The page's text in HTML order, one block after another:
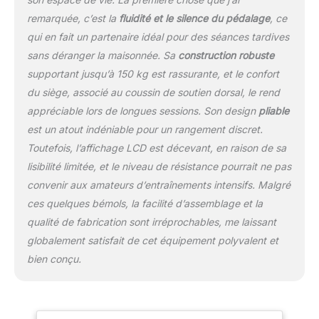
innovante en forme de X
rend ce vélo d'exercice
robuste et sûr lors de
l'utilisation, et ne prend
que 50,8 x 50,8 cm
d'espace au sol lorsqu'il
est plié. Les roues de
facilitent le déplacement
et le rangement. Suivi
confortable et en temps
réel : avec dossier
multi-grip rembourrée
offrant un excellent
confort, et le moniteur
portable intégré vous
remarquée, c’est la fluidité et le silence du pédalage, ce
qui en fait un partenaire idéal pour des séances tardives
sans déranger la maisonnée. Sa construction robuste
supportant jusqu’à 150 kg est rassurante, et le confort
du siège, associé au coussin de soutien dorsal, le rend
appréciable lors de longues sessions. Son design pliable
est un atout indéniable pour un rangement discret.
Toutefois, l’affichage LCD est décevant, en raison de sa
lisibilité limitée, et le niveau de résistance pourrait ne pas
convenir aux amateurs d’entraînements intensifs. Malgré
ces quelques bémols, la facilité d’assemblage et la
qualité de fabrication sont irréprochables, me laissant
globalement satisfait de cet équipement polyvalent et
bien conçu.